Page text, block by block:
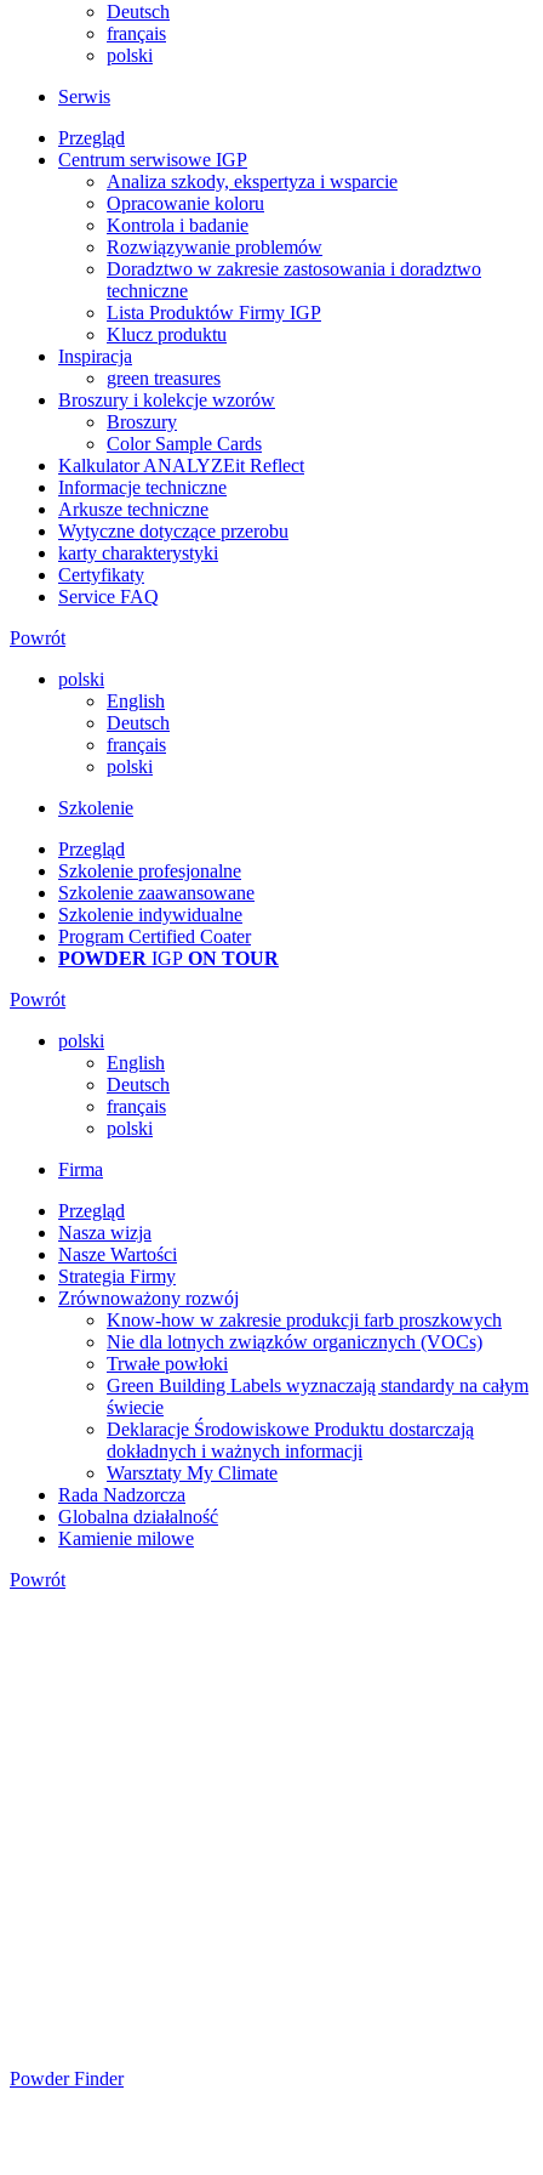
Deutsch
français
polski
Serwis
Przegląd
Centrum serwisowe IGP
Analiza szkody, ekspertyza i wsparcie
Opracowanie koloru
Kontrola i badanie
Rozwiązywanie problemów
Doradztwo w zakresie zastosowania i doradztwo
techniczne
Lista Produktów Firmy IGP
Klucz produktu
Inspiracja
green treasures
Broszury i kolekcje wzorów
Broszury
Color Sample Cards
Kalkulator ANALYZEit Reflect
Informacje techniczne
Arkusze techniczne
Wytyczne dotyczące przerobu
karty charakterystyki
Certyfikaty
Service FAQ
Powrót
polski
English
Deutsch
français
polski
Szkolenie
Przegląd
Szkolenie profesjonalne
Szkolenie zaawansowane
Szkolenie indywidualne
Program Certified Coater
POWDER IGP ON TOUR
Powrót
polski
English
Deutsch
français
polski
Firma
Przegląd
Nasza wizja
Nasze Wartości
Strategia Firmy
Zrównoważony rozwój
Know-how w zakresie produkcji farb proszkowych
Nie dla lotnych związków organicznych (VOCs)
Trwałe powłoki
Green Building Labels wyznaczają standardy na całym
świecie
Deklaracje Środowiskowe Produktu dostarczają
dokładnych i ważnych informacji
Warsztaty My Climate
Rada Nadzorcza
Globalna działalność
Kamienie milowe
Powrót
Powder Finder